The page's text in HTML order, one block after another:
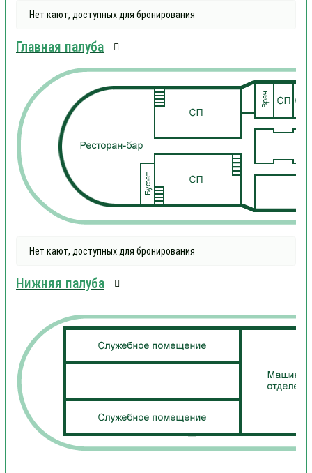
Нет кают, доступных для бронирования
Главная палуба
Нет кают, доступных для бронирования
Нижняя палуба